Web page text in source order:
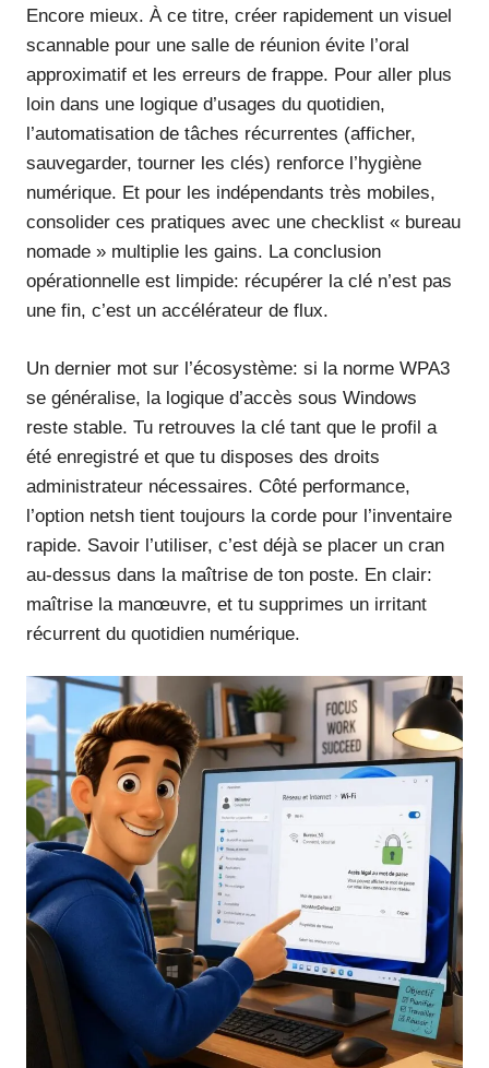
Encore mieux. À ce titre, créer rapidement un visuel
scannable pour une salle de réunion évite l’oral
approximatif et les erreurs de frappe. Pour aller plus
loin dans une logique d’usages du quotidien,
l’automatisation de tâches récurrentes (afficher,
sauvegarder, tourner les clés) renforce l’hygiène
numérique. Et pour les indépendants très mobiles,
consolider ces pratiques avec une checklist « bureau
nomade » multiplie les gains. La conclusion
opérationnelle est limpide: récupérer la clé n’est pas
une fin, c’est un accélérateur de flux.
Un dernier mot sur l’écosystème: si la norme WPA3
se généralise, la logique d’accès sous Windows
reste stable. Tu retrouves la clé tant que le profil a
été enregistré et que tu disposes des droits
administrateur nécessaires. Côté performance,
l’option netsh tient toujours la corde pour l’inventaire
rapide. Savoir l’utiliser, c’est déjà se placer un cran
au-dessus dans la maîtrise de ton poste. En clair:
maîtrise la manœuvre, et tu supprimes un irritant
récurrent du quotidien numérique.